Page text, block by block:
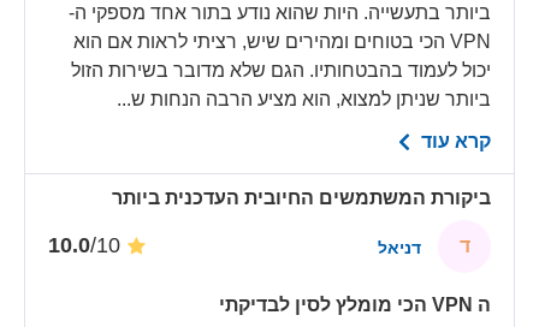
ביותר בתעשייה. היות שהוא נודע בתור אחד מספקי ה-
VPN הכי בטוחים ומהירים שיש, רציתי לראות אם הוא
יכול לעמוד בהבטחותיו. הגם שלא מדובר בשירות הזול
ביותר שניתן למצוא, הוא מציע הרבה הנחות ש...
קרא עוד
ביקורת המשתמשים החיובית העדכנית ביותר
ד דניאל /10
ה VPN הכי מומלץ לסין לבדיקתי